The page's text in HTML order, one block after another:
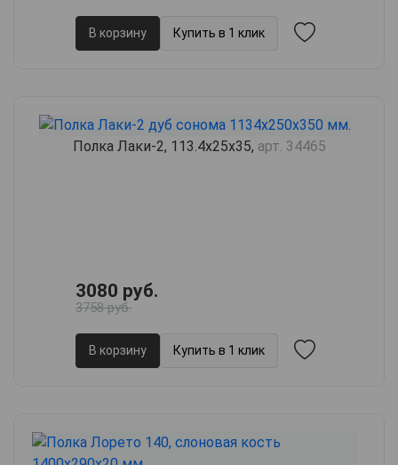
В корзину Купить в 1 клик
Полка Лаки-2, 113.4х25х35, арт. 34465
3080 руб.
3758 руб.
В корзину Купить в 1 клик